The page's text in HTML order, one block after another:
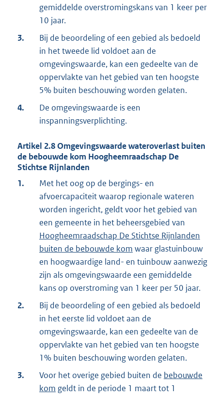
gemiddelde overstromingskans van 1 keer per
10 jaar.
3.
Bij de beoordeling of een gebied als bedoeld
in het tweede lid voldoet aan de
omgevingswaarde, kan een gedeelte van de
oppervlakte van het gebied van ten hoogste
5% buiten beschouwing worden gelaten.
4.
De omgevingswaarde is een
inspanningsverplichting.
Artikel 2.8Omgevingswaarde wateroverlast buiten
de bebouwde kom Hoogheemraadschap De
Stichtse Rijnlanden
1.
Met het oog op de bergings- en
afvoercapaciteit waarop regionale wateren
worden ingericht, geldt voor het gebied van
een gemeente in het beheersgebied van
Hoogheemraadschap De Stichtse Rijnlanden
buiten de bebouwde kom waar glastuinbouw
en hoogwaardige land- en tuinbouw aanwezig
zijn als omgevingswaarde een gemiddelde
kans op overstroming van 1 keer per 50 jaar.
2.
Bij de beoordeling of een gebied als bedoeld
in het eerste lid voldoet aan de
omgevingswaarde, kan een gedeelte van de
oppervlakte van het gebied van ten hoogste
1% buiten beschouwing worden gelaten.
3.
Voor het overige gebied buiten de bebouwde
kom geldt in de periode 1 maart tot 1